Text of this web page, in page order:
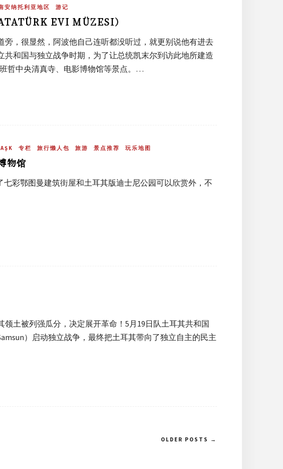
安纳托利亚地区 游记
EVI MÜZESI）
，很显然，阿波他自己连听都没听过，就更别说他有进去
共和国与独立战争时期，为了让总统凯末尔到访此地所建造
哲中央清真寺、电影博物馆等景点。…
专栏 旅行懒人包 旅游 景点推荐 玩乐地图
物馆
彩鄂图曼建筑街屋和土耳其版迪士尼公园可以欣赏外，不
土被列强瓜分，决定展开革命！5月19日队土耳其共和国
）启动独立战争，最终把土耳其带向了独立自主的民主
OLDER POSTS →